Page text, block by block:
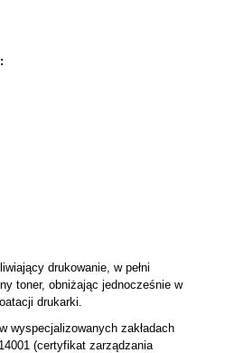
drukowanie, w pełni
toner, obniżając jednocześnie w
drukarki.
wyspecjalizowanych zakładach
(certyfikat zarządzania